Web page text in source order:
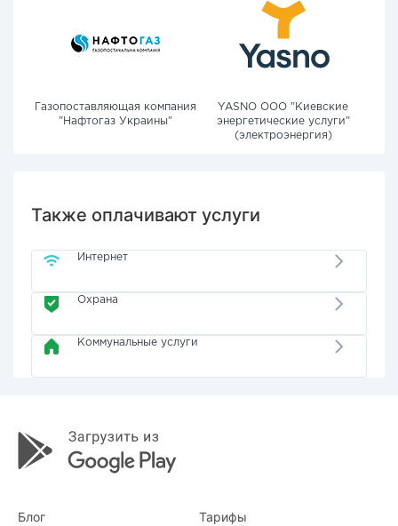
Газопоставляющая компания
"Нафтогаз Украины"
YASNO OOO "Киевские
энергетические услуги"
(электроэнергия)
Также оплачивают услуги
Интернет
Охрана
Коммунальные услуги
Блог Тарифы